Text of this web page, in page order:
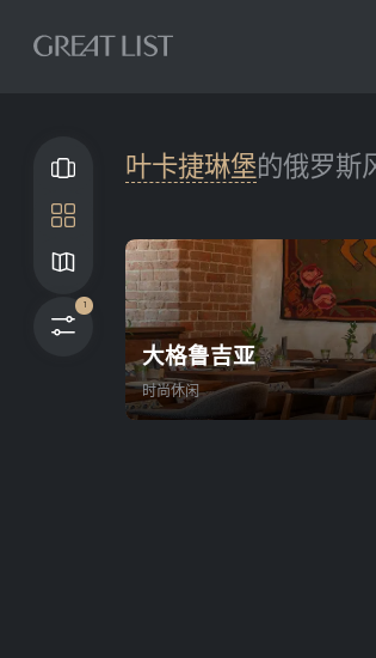
过滤器
1
叶卡捷琳堡的俄罗斯
大格鲁吉亚
时尚休闲